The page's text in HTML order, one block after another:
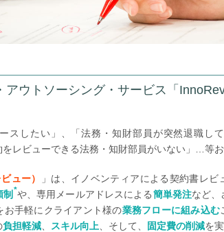
アウトソーシング・サービス「
スしたい」、「法務・知財部員が突然退職し
レビューできる法務・知財部員がいない」…等お
ュー）
」は、イノベンティアによる契約書レ
制*や、専用メールアドレスによる簡単発注など、
お手軽にクライアント様の業務フローに組み込む
負担軽減 スキル向上 、そして、 固定費の削減を